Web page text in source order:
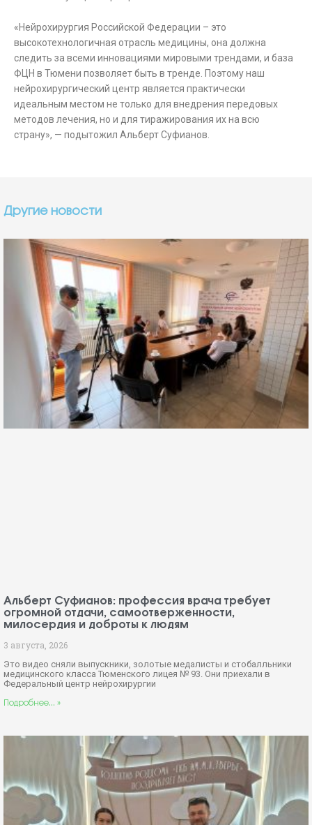
«Нейрохирургия Российской Федерации – это
высокотехнологичная отрасль медицины, она должна
следить за всеми инновациями мировыми трендами, и база
ФЦН в Тюмени позволяет быть в тренде. Поэтому наш
нейрохирургический центр является практически
идеальным местом не только для внедрения передовых
методов лечения, но и для тиражирования их на всю
страну», — подытожил Альберт Суфианов.
Другие новости
Альберт Суфианов: профессия врача требует
огромной отдачи, самоотверженности,
милосердия и доброты к людям
3 августа, 2026
Это видео сняли выпускники, золотые медалисты и стобалльники
медицинского класса Тюменского лицея № 93. Они приехали в
Федеральный центр нейрохирургии
Подробнее... »